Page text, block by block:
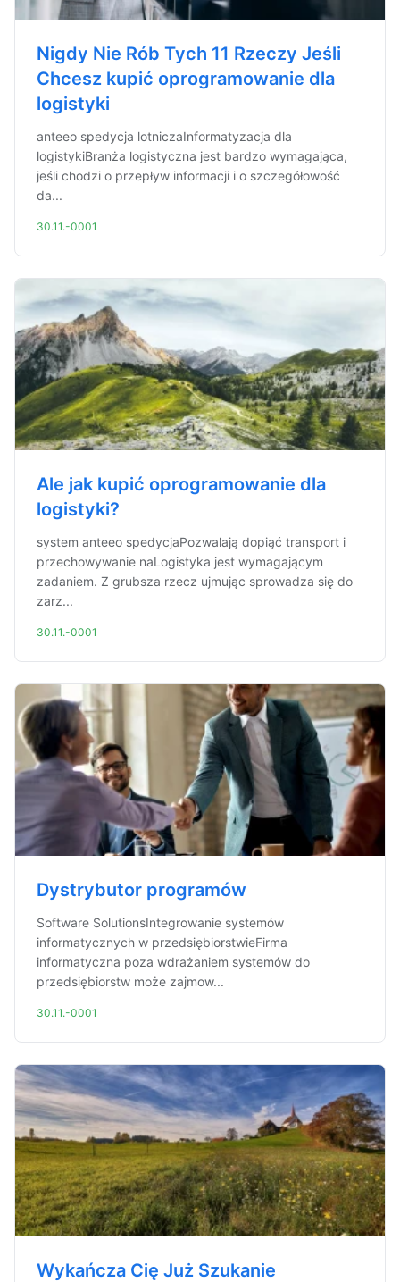
Nigdy Nie Rób Tych 11 Rzeczy Jeśli
Chcesz kupić oprogramowanie dla
logistyki
anteeo spedycja lotniczaInformatyzacja dla
logistykiBranża logistyczna jest bardzo wymagająca,
jeśli chodzi o przepływ informacji i o szczegółowość
da...
30.11.-0001
Ale jak kupić oprogramowanie dla
logistyki?
system anteeo spedycjaPozwalają dopiąć transport i
przechowywanie naLogistyka jest wymagającym
zadaniem. Z grubsza rzecz ujmując sprowadza się do
zarz...
30.11.-0001
Dystrybutor programów
Software SolutionsIntegrowanie systemów
informatycznych w przedsiębiorstwieFirma
informatyczna poza wdrażaniem systemów do
przedsiębiorstw może zajmow...
30.11.-0001
Wykańcza Cię Już Szukanie